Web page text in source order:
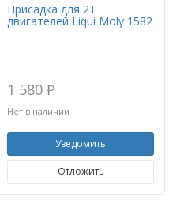
Присадка для 2Т
двигателей Liqui Moly 1582
1 580 p
Нет в наличии
Уведомить
Отложить